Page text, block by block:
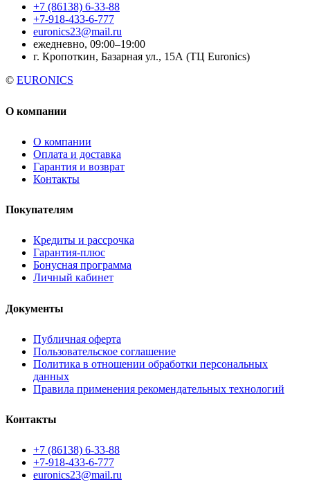
+7 (86138) 6-33-88
+7-918-433-6-777
euronics23@mail.ru
ежедневно, 09:00–19:00
г. Кропоткин, Базарная ул., 15А (ТЦ Euronics)
© EURONICS
О компании
О компании
Оплата и доставка
Гарантия и возврат
Контакты
Покупателям
Кредиты и рассрочка
Гарантия-плюс
Бонусная программа
Личный кабинет
Документы
Публичная оферта
Пользовательское соглашение
Политика в отношении обработки персональных
данных
Правила применения рекомендательных технологий
Контакты
+7 (86138) 6-33-88
+7-918-433-6-777
euronics23@mail.ru